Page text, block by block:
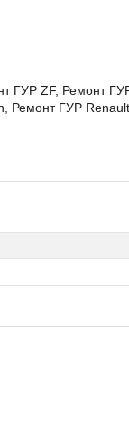
ГУР ZF, Ремонт
Ремонт ГУР